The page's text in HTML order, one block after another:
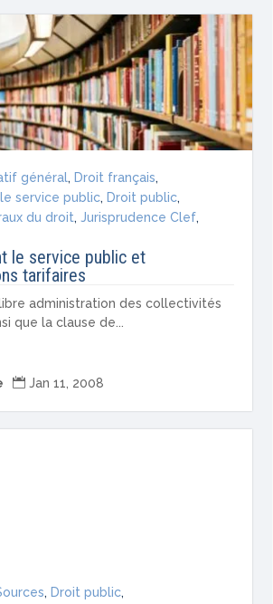
général, Droit français,
service public, Droit public,
du droit,Jurisprudence Clef,
le service public et
tarifaires
administration des collectivités
que la clause de...
 Jan 11, 2008
, Droit public,